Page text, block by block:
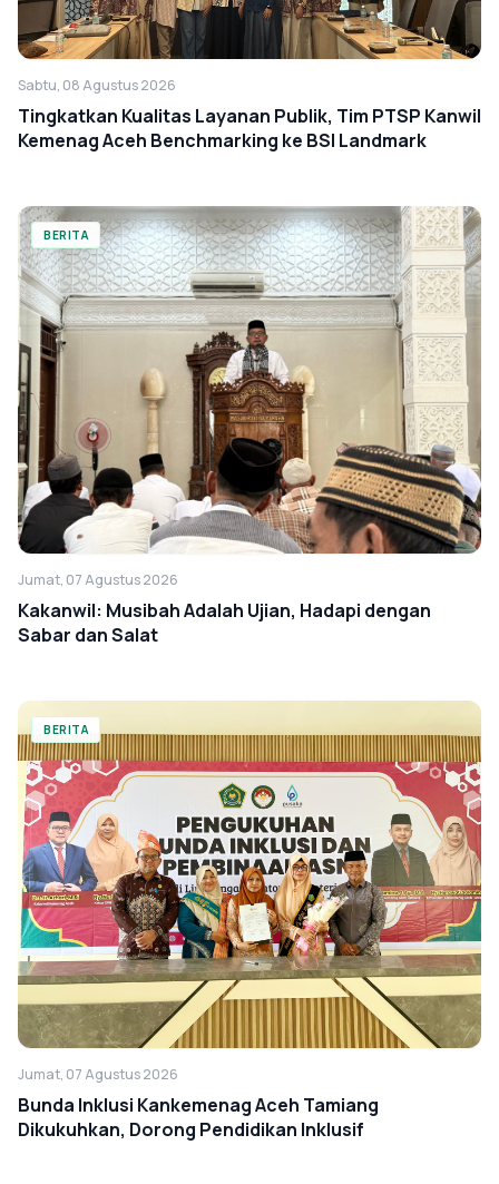
Sabtu, 08 Agustus 2026
Tingkatkan Kualitas Layanan Publik, Tim PTSP Kanwil
Kemenag Aceh Benchmarking ke BSI Landmark
BERITA
Jumat, 07 Agustus 2026
Kakanwil: Musibah Adalah Ujian, Hadapi dengan
Sabar dan Salat
BERITA
Jumat, 07 Agustus 2026
Bunda Inklusi Kankemenag Aceh Tamiang
Dikukuhkan, Dorong Pendidikan Inklusif